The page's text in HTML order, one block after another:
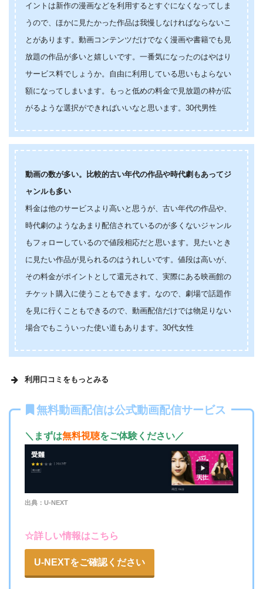
イントは新作の漫画などを利用するとすぐになくなってしま
うので、ほかに見たかった作品は我慢しなければならないこ
とがあります。動画コンテンツだけでなく漫画や書籍でも見
放題の作品が多いと嬉しいです。一番気になったのはやはり
サービス料でしょうか。自由に利用している思いもよらない
額になってしまいます。もっと低めの料金で見放題の枠が広
がるような選択ができればいいなと思います。30代男性
動画の数が多い。比較的古い年代の作品や時代劇もあってジ
ャンルも多い
料金は他のサービスより高いと思うが、古い年代の作品や、
時代劇のようなあまり配信されているのが多くないジャンル
もフォローしているので値段相応だと思います。見たいとき
に見たい作品が見られるのはうれしいです。値段は高いが、
その料金がポイントとして還元されて、実際にある映画館の
チケット購入に使うこともできます。なので、劇場で話題作
を見に行くこともできるので、動画配信だけでは物足りない
場合でもこういった使い道もあります。30代女性
利用口コミをもっとみる
動画配信数の多さと、興味があった映画、ドラマが多数
ある
無料動画配信は公式動画配信サービス
＼まずは無料視聴をご体験ください／
出典：U-NEXT
☆詳しい情報はこちら
U-NEXTをご確認ください